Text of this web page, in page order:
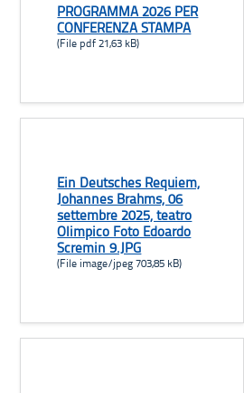
PROGRAMMA 2026 PER
CONFERENZA STAMPA
(File pdf 21,63 kB)
Ein Deutsches Requiem,
Johannes Brahms, 06
settembre 2025, teatro
Olimpico Foto Edoardo
Scremin 9.JPG
(File image/jpeg 703,85 kB)